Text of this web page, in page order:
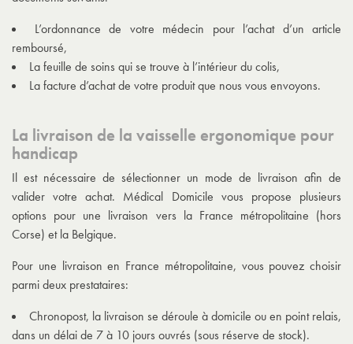
L’ordonnance de votre médecin pour l’achat d’un article
remboursé,
La feuille de soins qui se trouve à l’intérieur du colis,
La facture d’achat de votre produit que nous vous envoyons.
La livraison de la vaisselle ergonomique pour
handicap
Il est nécessaire de sélectionner un mode de livraison afin de
valider votre achat. Médical Domicile vous propose plusieurs
options pour une livraison vers la France métropolitaine (hors
Corse) et la Belgique.
Pour une livraison en France métropolitaine, vous pouvez choisir
parmi deux prestataires:
Chronopost, la livraison se déroule à domicile ou en point relais,
dans un délai de 7 à 10 jours ouvrés (sous réserve de stock).